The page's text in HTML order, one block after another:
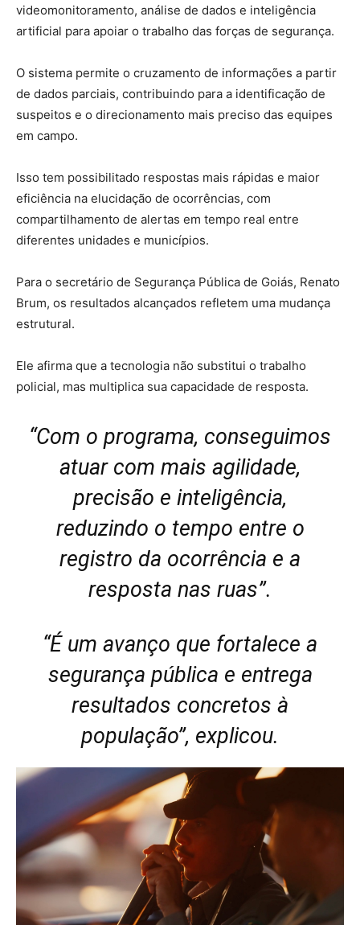
videomonitoramento, análise de dados e inteligência
artificial para apoiar o trabalho das forças de segurança.
O sistema permite o cruzamento de informações a partir
de dados parciais, contribuindo para a identificação de
suspeitos e o direcionamento mais preciso das equipes
em campo.
Isso tem possibilitado respostas mais rápidas e maior
eficiência na elucidação de ocorrências, com
compartilhamento de alertas em tempo real entre
diferentes unidades e municípios.
Para o secretário de Segurança Pública de Goiás, Renato
Brum, os resultados alcançados refletem uma mudança
estrutural.
Ele afirma que a tecnologia não substitui o trabalho
policial, mas multiplica sua capacidade de resposta.
“Com o programa, conseguimos
atuar com mais agilidade,
precisão e inteligência,
reduzindo o tempo entre o
registro da ocorrência e a
resposta nas ruas”.
“É um avanço que fortalece a
segurança pública e entrega
resultados concretos à
população”, explicou.